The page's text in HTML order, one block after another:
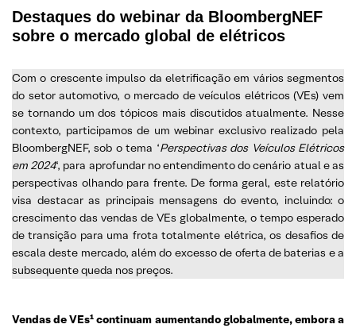
Destaques do webinar da BloombergNEF
sobre o mercado global de elétricos
Com o crescente impulso da eletrificação em vários segmentos
do setor automotivo, o mercado de veículos elétricos (VEs) vem
se tornando um dos tópicos mais discutidos atualmente. Nesse
contexto, participamos de um webinar exclusivo realizado pela
BloombergNEF, sob o tema ‘Perspectivas dos Veículos Elétricos
em 2024‘, para aprofundar no entendimento do cenário atual e as
perspectivas olhando para frente. De forma geral, este relatório
visa destacar as principais mensagens do evento, incluindo: o
crescimento das vendas de VEs globalmente, o tempo esperado
de transição para uma frota totalmente elétrica, os desafios de
escala deste mercado, além do excesso de oferta de baterias e a
subsequente queda nos preços.
Vendas de VEs¹ continuam aumentando globalmente, embora a